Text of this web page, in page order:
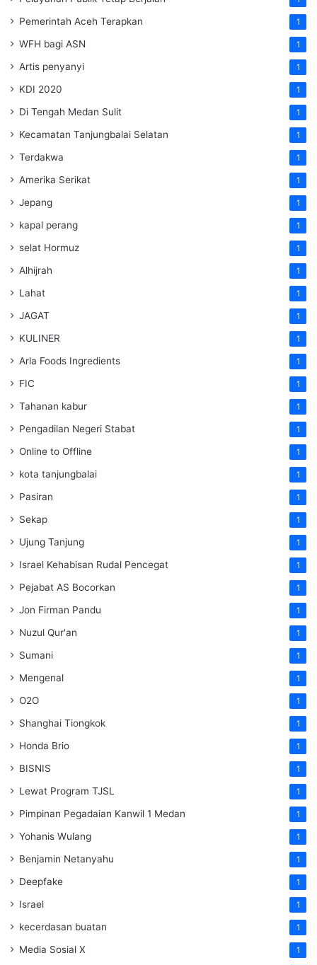
Pemerintah Aceh Terapkan 1
WFH bagi ASN 1
Artis penyanyi 1
KDI 2020 1
Di Tengah Medan Sulit 1
Kecamatan Tanjungbalai Selatan 1
Terdakwa 1
Amerika Serikat 1
Jepang 1
kapal perang 1
selat Hormuz 1
Alhijrah 1
Lahat 1
JAGAT 1
KULINER 1
Arla Foods Ingredients 1
FIC 1
Tahanan kabur 1
Pengadilan Negeri Stabat 1
Online to Offline 1
kota tanjungbalai 1
Pasiran 1
Sekap 1
Ujung Tanjung 1
Israel Kehabisan Rudal Pencegat 1
Pejabat AS Bocorkan 1
Jon Firman Pandu 1
Nuzul Qur'an 1
Sumani 1
Mengenal 1
O2O 1
Shanghai Tiongkok 1
Honda Brio 1
BISNIS 1
Lewat Program TJSL 1
Pimpinan Pegadaian Kanwil 1 Medan 1
Yohanis Wulang 1
Benjamin Netanyahu 1
Deepfake 1
Israel 1
kecerdasan buatan 1
Media Sosial X 1